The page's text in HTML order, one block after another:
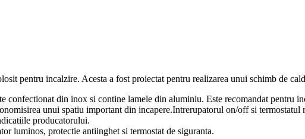
pentru incalzire. Acesta a fost proiectat pentru realizarea unui schimb de
confectionat din inox si contine lamele din aluminiu. Este recomandat pentru
unui spatiu important din incapere.Intrerupatorul on/off si
producatorului.
luminos, protectie antiinghet si termostat de siguranta.